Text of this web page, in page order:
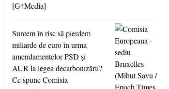
[G4Media]
Suntem în risc să pierdem
miliarde de euro în urma
amendamentelor PSD şi
AUR la legea decarbonizării?
Ce spune Comisia